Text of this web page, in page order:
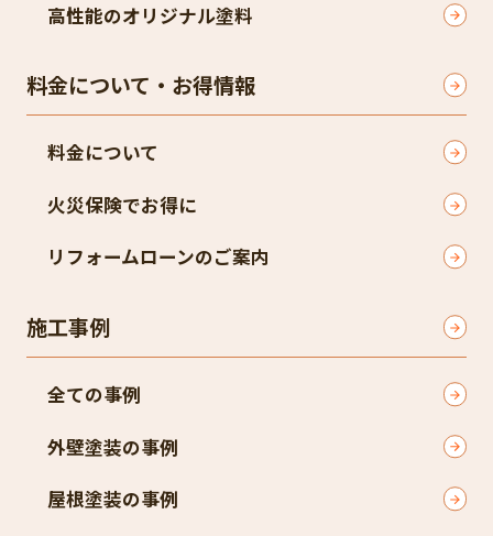
高性能のオリジナル塗料
料金について・お得情報
料金について
火災保険でお得に
リフォームローンのご案内
施工事例
全ての事例
外壁塗装の事例
屋根塗装の事例